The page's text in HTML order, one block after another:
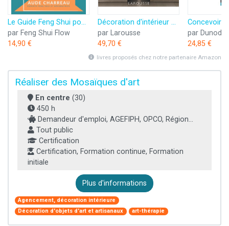
Le Guide Feng Shui pour Agencer et Décorer: Vous faites construire ? Vous rénovez ? Facilitez vos choix déco pièce par pièce tout en créant un cocon de bien-être.
par Feng Shui Flow
14,90 €
Décoration d'intérieur Kelly Hoppen
par Larousse
49,70 €
par Dunod
24,85 €
livres proposés chez notre partenaire Amazon
Réaliser des Mosaïques d'art
En centre (30)
450 h
Demandeur d'emploi, AGEFIPH, OPCO, Région...
Tout public
Certification
Certification, Formation continue, Formation
initiale
Plus d'informations
Agencement, décoration intérieure
Décoration d'objets d'art et artisanaux
art-thérapie